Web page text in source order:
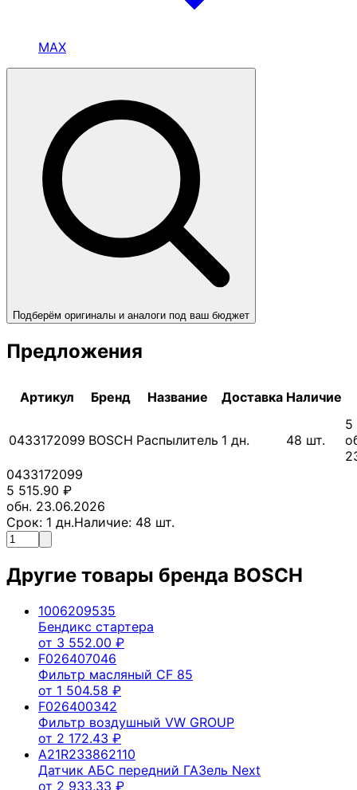
MAX
Подберём оригиналы и аналоги под ваш бюджет
Предложения
Артикул Бренд Название Доставка Наличие
0433172099 BOSCH Распылитель 1 дн. 48 шт.
5
0433172099
5 515.90 ₽
обн. 23.06.2026
Срок: 1 дн.Наличие: 48 шт.
Другие товары бренда BOSCH
1006209535
Бендикс стартера
от 3 552.00 ₽
F026407046
Фильтр масляный CF 85
от 1 504.58 ₽
F026400342
Фильтр воздушный VW GROUP
от 2 172.43 ₽
A21R233862110
Датчик АБС передний ГАЗель Next
от 2 933.33 ₽